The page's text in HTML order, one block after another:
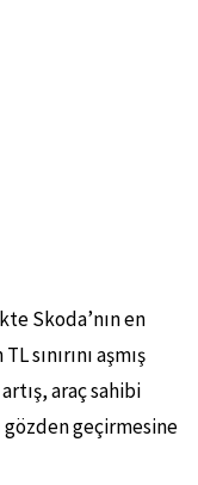
Skoda’nın en
sınırını aşmış
araç sahibi
geçirmesine